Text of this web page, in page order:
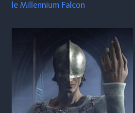
le Millennium Falcon